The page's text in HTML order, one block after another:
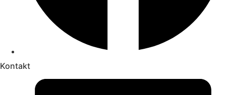
Kontakt